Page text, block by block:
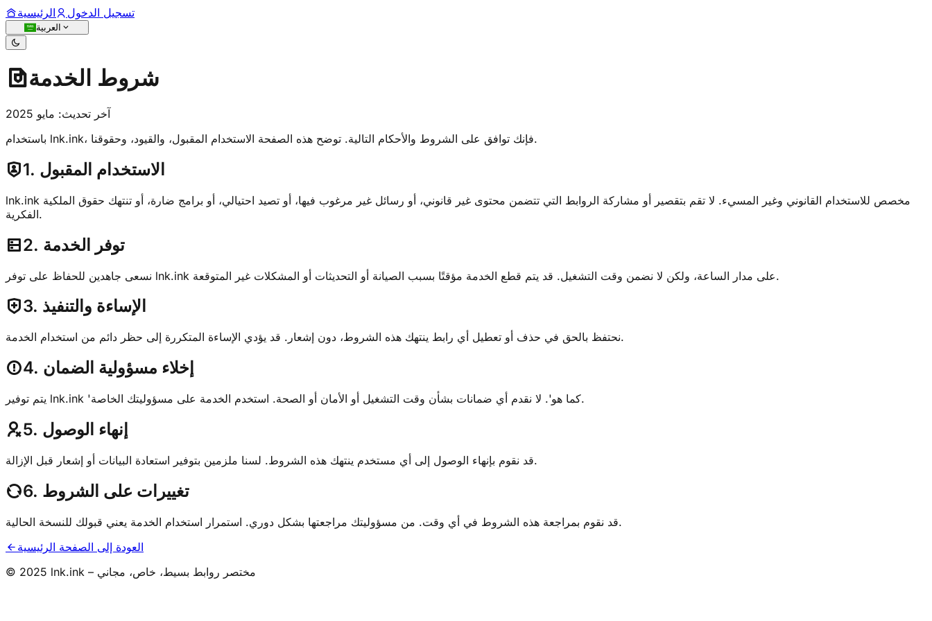
الرئيسية تسجيل الدخول
العربية
شروط الخدمة
آخر تحديث: مايو 2025
باستخدام lnk.ink، فإنك توافق على الشروط والأحكام التالية. توضح هذه الصفحة الاستخدام المقبول، والقيود، وحقوقنا.
1. الاستخدام المقبول
lnk.ink مخصص للاستخدام القانوني وغير المسيء. لا تقم بتقصير أو مشاركة الروابط التي تتضمن محتوى غير قانوني، أو رسائل غير مرغوب فيها، أو تصيد احتيالي، أو برامج ضارة، أو تنتهك حقوق الملكية
الفكرية.
2. توفر الخدمة
نسعى جاهدين للحفاظ على توفر lnk.ink على مدار الساعة، ولكن لا نضمن وقت التشغيل. قد يتم قطع الخدمة مؤقتًا بسبب الصيانة أو التحديثات أو المشكلات غير المتوقعة.
3. الإساءة والتنفيذ
نحتفظ بالحق في حذف أو تعطيل أي رابط ينتهك هذه الشروط، دون إشعار. قد يؤدي الإساءة المتكررة إلى حظر دائم من استخدام الخدمة.
4. إخلاء مسؤولية الضمان
يتم توفير lnk.ink 'كما هو'. لا نقدم أي ضمانات بشأن وقت التشغيل أو الأمان أو الصحة. استخدم الخدمة على مسؤوليتك الخاصة.
5. إنهاء الوصول
قد نقوم بإنهاء الوصول إلى أي مستخدم ينتهك هذه الشروط. لسنا ملزمين بتوفير استعادة البيانات أو إشعار قبل الإزالة.
6. تغييرات على الشروط
قد نقوم بمراجعة هذه الشروط في أي وقت. من مسؤوليتك مراجعتها بشكل دوري. استمرار استخدام الخدمة يعني قبولك للنسخة الحالية.
العودة إلى الصفحة الرئيسية
© 2025 lnk.ink – مختصر روابط بسيط، خاص، مجاني